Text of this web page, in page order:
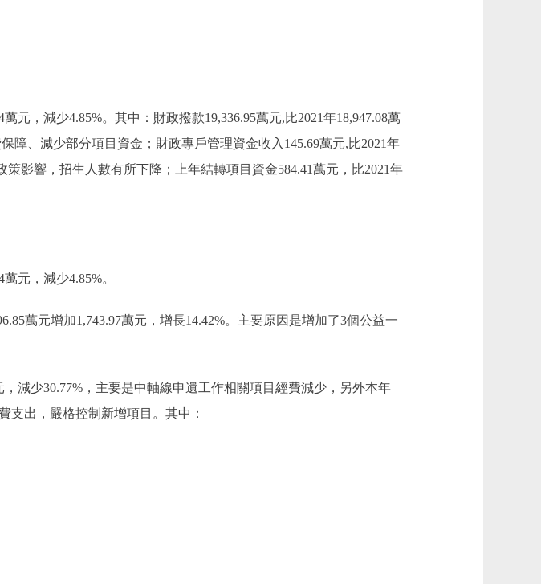
，減少4.85%。其中：財政撥款19,336.95萬元,比2021年18,947.08萬
障、減少部分項目資金；財政專戶管理資金收入145.69萬元,比2021年
影響，招生人數有所下降；上年結轉項目資金584.41萬元，比2021年
元，減少4.85%。
萬元增加1,743.97萬元，增長14.42%。主要原因是增加了3個公益一
減少30.77%，主要是中軸線申遺工作相關項目經費減少，另外本年
支出，嚴格控制新增項目。其中：